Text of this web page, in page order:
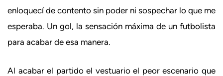
enloquecí de contento sin poder ni sospechar lo que me
esperaba. Un gol, la sensación máxima de un futbolista
para acabar de esa manera.
Al acabar el partido el vestuario el peor escenario que